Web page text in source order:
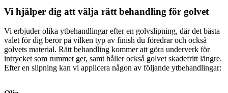
Vi hjälper dig att välja rätt behandling för golvet
Vi erbjuder olika ytbehandlingar efter en golvslipning, där det bästa
valet för dig beror på vilken typ av finish du föredrar och också
golvets material. Rätt behandling kommer att göra underverk för
intrycket som rummet ger, samt håller också golvet skadefritt längre.
Efter en slipning kan vi applicera någon av följande ytbehandlingar: